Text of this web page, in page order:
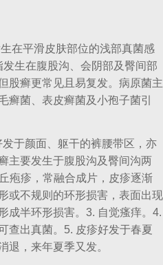
在平滑皮肤部位的浅部真菌感
生在腹股沟、会阴部及臀间部
股癣更常见且易复发。病原菌主
癣菌、表皮癣菌及小孢子菌引
于颜面、躯干的裤腰带区，亦
主要发生于腹股沟及臀间沟两
疱疹，常融合成片，皮疹逐渐
或不规则的环形损害，表面出现
成半环形损害。3. 自觉瘙痒。4.
查出真菌。5. 皮疹好发于春夏
退，来年夏季又发。